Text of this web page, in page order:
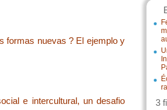
3
formas nuevas ? El ejemplo y
e intercultural, un desafio